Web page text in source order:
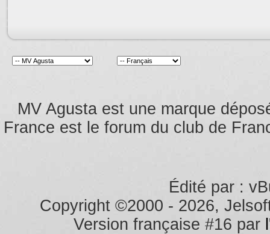
MV Agusta est une marque
France est le forum du club de
Édité par :
Copyright ©2000 - 2026,
Version française #16 par